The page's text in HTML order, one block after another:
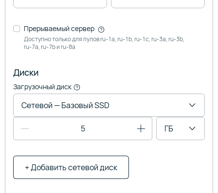
Прерываемый сервер
Доступно только для пуловru-1a,ru-1b,ru-1c,ru-3a,ru-3b,
ru-7a,ru-7b иru-8a
Диски
Загрузочный диск
Сетевой — Базовый SSD
ГБ
+ Добавить сетевой диск